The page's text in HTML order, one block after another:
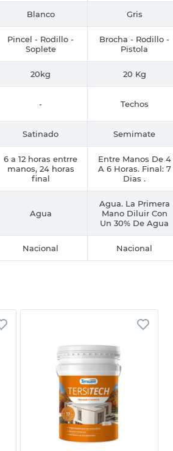
Blanco Gris
Pincel - Rodillo -
Soplete
Brocha - Rodillo -
Pistola
20kg 20 Kg
- Techos
Satinado Semimate
6 a 12 horas entrre
manos, 24 horas
final
Entre Manos De 4
A 6 Horas. Final: 7
Dias .
Agua
Agua. La Primera
Mano Diluir Con
Un 30% De Agua
Nacional Nacional
Vista rápida